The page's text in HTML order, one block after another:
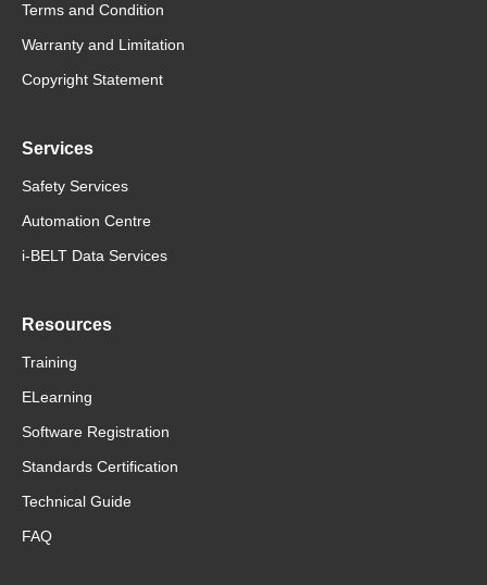
Terms and Condition
Warranty and Limitation
Copyright Statement
Services
Safety Services
Automation Centre
i-BELT Data Services
Resources
Training
ELearning
Software Registration
Standards Certification
Technical Guide
FAQ